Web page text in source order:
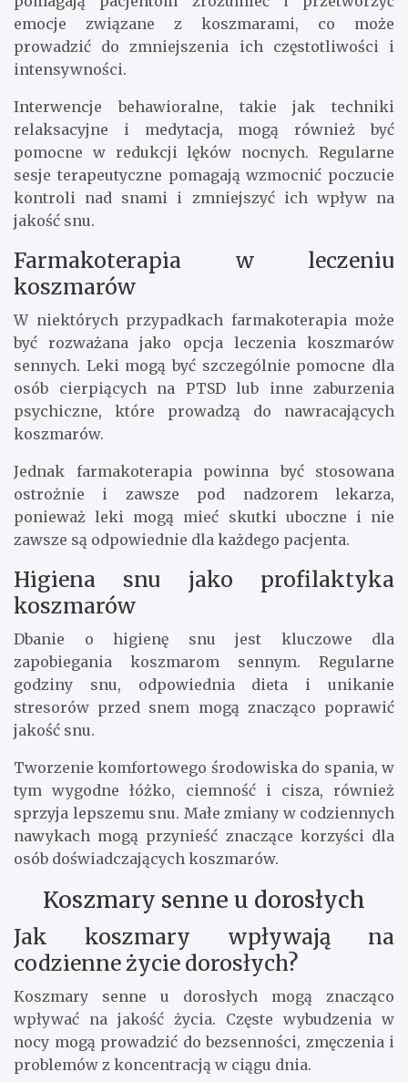
emocje związane z koszmarami, co może
prowadzić do zmniejszenia ich częstotliwości i
intensywności.
Interwencje behawioralne, takie jak techniki
relaksacyjne i medytacja, mogą również być
pomocne w redukcji lęków nocnych. Regularne
sesje terapeutyczne pomagają wzmocnić poczucie
kontroli nad snami i zmniejszyć ich wpływ na
jakość snu.
Farmakoterapia w leczeniu
koszmarów
W niektórych przypadkach farmakoterapia może
być rozważana jako opcja leczenia koszmarów
sennych. Leki mogą być szczególnie pomocne dla
osób cierpiących na PTSD lub inne zaburzenia
psychiczne, które prowadzą do nawracających
koszmarów.
Jednak farmakoterapia powinna być stosowana
ostrożnie i zawsze pod nadzorem lekarza,
ponieważ leki mogą mieć skutki uboczne i nie
zawsze są odpowiednie dla każdego pacjenta.
Higiena snu jako profilaktyka
koszmarów
Dbanie o higienę snu jest kluczowe dla
zapobiegania koszmarom sennym. Regularne
godziny snu, odpowiednia dieta i unikanie
stresorów przed snem mogą znacząco poprawić
jakość snu.
Tworzenie komfortowego środowiska do spania, w
tym wygodne łóżko, ciemność i cisza, również
sprzyja lepszemu snu. Małe zmiany w codziennych
nawykach mogą przynieść znaczące korzyści dla
osób doświadczających koszmarów.
Koszmary senne u dorosłych
Jak koszmary wpływają na
codzienne życie dorosłych?
Koszmary senne u dorosłych mogą znacząco
wpływać na jakość życia. Częste wybudzenia w
nocy mogą prowadzić do bezsenności, zmęczenia i
problemów z koncentracją w ciągu dnia.